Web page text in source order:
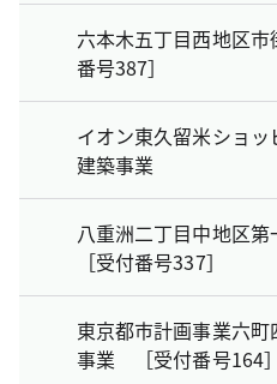
六本木五丁目西地区
番号387］
イオン東久留米ショッ
建築事業
八重洲二丁目中地区
［受付番号337］
東京都市計画事業六
事業 ［受付番号164］